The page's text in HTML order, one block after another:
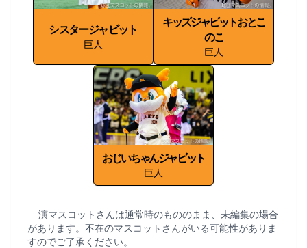
シスタージャビット
巨人
キッズジャビットおとこ
のこ
巨人
おじいちゃんジャビット
巨人
演マスコットさんは通常時のもののまま、未編集の場合
があります。不在のマスコットさんがいる可能性がありま
すのでご了承ください。